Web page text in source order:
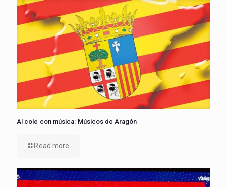
Al cole con música: Músicos de Aragón
Read more